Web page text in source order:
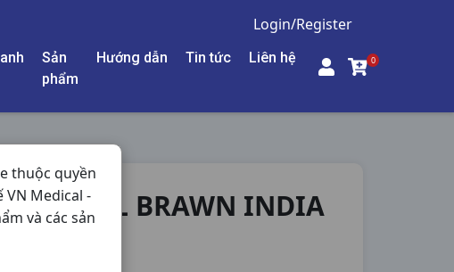
Login/Register
Sản
phẩm
Hướng dẫn Tin tức Liên hệ 0
thuộc quyền
VN Medical -
và các sản
BRAWN INDIA